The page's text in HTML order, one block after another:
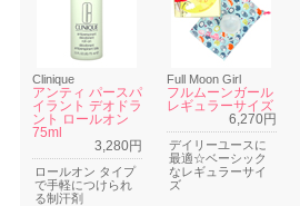
Clinique
アンティ パースパ
イラント デオドラ
ント ロールオン
75ml
3,280円
ロールオン タイプ
で手軽につけられ
る制汗剤
Full Moon Girl
フルムーンガール
レギュラーサイズ
6,270円
デイリーユースに
最適☆ベーシック
なレギュラーサイ
ズ